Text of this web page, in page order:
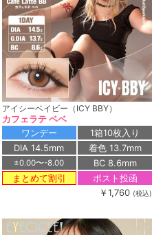
アイシーベイビー（ICY BBY）
カフェラテ ベベ
ワンデー
1箱10枚入り
DIA 14.5mm
着色 13.7mm
±0.00〜-8.00
BC 8.6mm
まとめて割引
ポスト投函
￥1,760 (税込)